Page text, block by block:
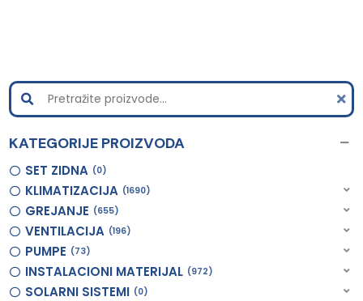
KATEGORIJE PROIZVODA
SET ZIDNA 0
KLIMATIZACIJA 1690
GREJANJE 655
VENTILACIJA 196
PUMPE 73
INSTALACIONI MATERIJAL 972
SOLARNI SISTEMI 0